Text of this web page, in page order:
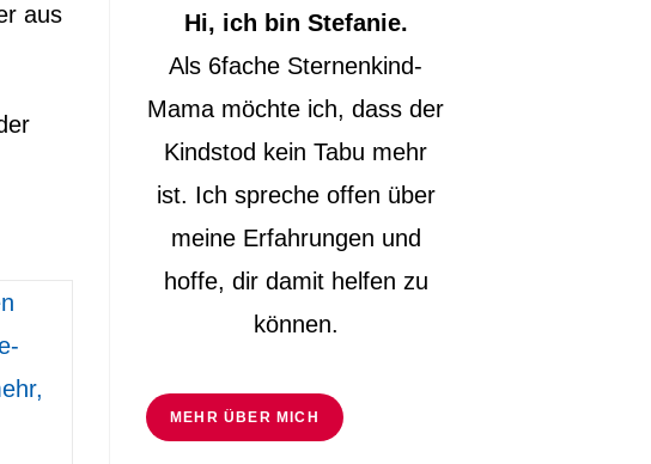
aus
Hi, ich bin Stefanie.
Als 6fache Sternenkind-
Mama möchte ich, dass der
Kindstod kein Tabu mehr
ist. Ich spreche offen über
meine Erfahrungen und
hoffe, dir damit helfen zu
können.
MEHR ÜBER MICH